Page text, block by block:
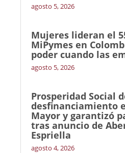
agosto 5, 2026
Mujeres lideran el
MiPymes en
poder cuando las
agosto 5, 2026
Prosperidad Social
desfinanciamiento
Mayor y garantizó
tras anuncio de
Espriella
agosto 4, 2026